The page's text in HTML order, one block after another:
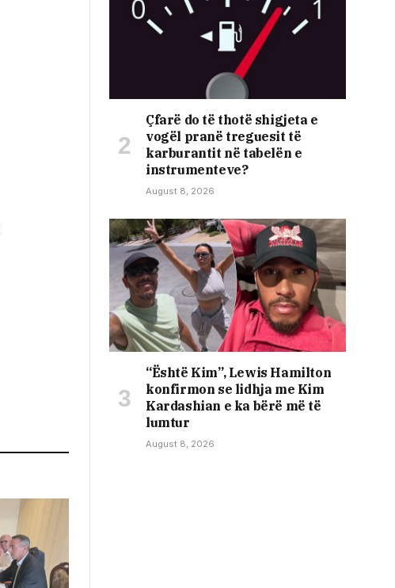
Çfarë do të thotë shigjeta e
vogël pranë treguesit të
karburantit në tabelën e
instrumenteve?
August 8, 2026
“Është Kim”, Lewis Hamilton
konfirmon se lidhja me Kim
Kardashian e ka bërë më të
lumtur
August 8, 2026